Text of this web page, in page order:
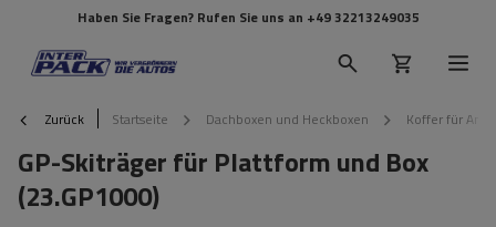
Haben Sie Fragen? Rufen Sie uns an +49 32213249035
Zurück Startseite Dachboxen und Heckboxen Koffer für
GP-Skiträger für Plattform und Box
(23.GP1000)